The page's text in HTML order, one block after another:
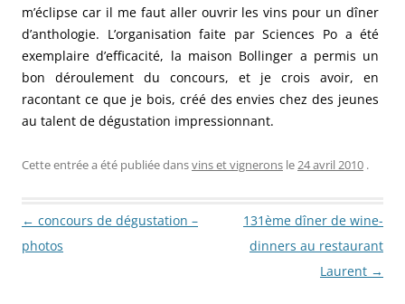
m’éclipse car il me faut aller ouvrir les vins pour un dîner
d’anthologie. L’organisation faite par Sciences Po a été
exemplaire d’efficacité, la maison Bollinger a permis un
bon déroulement du concours, et je crois avoir, en
racontant ce que je bois, créé des envies chez des jeunes
au talent de dégustation impressionnant.
Cette entrée a été publiée dansvins et vignerons le24 avril 2010 .
Navigation des articles
← concours de dégustation –
photos
131ème dîner de wine-
dinners au restaurant
Laurent →